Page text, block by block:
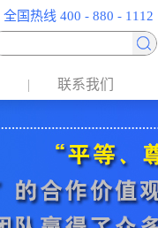
全国热线 400 - 880 - 1112
联系我们